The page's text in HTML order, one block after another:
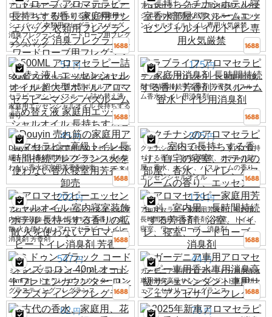
アロマテラピーバッグ ワードローブ ア
ロマテラピー 長持ちする香り 家庭用サ
シェバッグ 衣類用フレグランスバッグ
消臭フレグランス ワードローブ用フレグ
ランスバッグ
アロマセラピーホーム屋内長持ちクチナ
シホテル寝室香水部屋バスルームエッセ
ンシャルオイルトイレ専用火気厳禁
57 円
500ML アロマセラピー詰め替え液 L エッ
センシャルオイル 超大型ボトル アロマ
セラピーマシン バスルーム詰め替え液
家庭用エッセンシャルオイル 長持ちする
香り
175 円
ラブライフ アロマセラピー 家庭用消臭
剤 長時間持続する香り 芳香剤 バスルー
ム香水 トイレ用消臭剤
45 円
Douyin 売れ筋の家庭用アロマセラピー高
級トイレ長時間持続フレグランス火を使
わない香水寝室用芳香剤卸売
205 円
クチナシのアロマセラピー、室内で長持
ちする香り、自宅の寝室、ホテルの部
屋、香水、トイレ、バスルームの香り、
エッセンシャルオイル
202 円
アロマセラピーエッセンシャルオイル 室
内寝室装飾 ホテル 長持ちする香りの拡
散 火を使わないアロマセラピー トイレ
消臭剤 芳香剤
119 円
アロマセラピー家庭用芳香剤、室内用、
長時間持続する芳香剤、浴室、トイレ、
寝室、ワードローブ、消臭剤
547 円
ミドゥン ブラック コード メンズ コロン
40ml オードトワレ エンカウンター ロン
グラスティングフレグランス
44 円
ガーデニア車用アロマセラピー車用香水
車用消臭高級サシェペンダント車用サシ
ェアクセサリーフレグランス
82 円 76 円